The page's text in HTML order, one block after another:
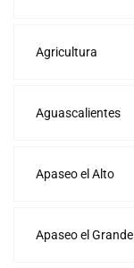
Agricultura
Aguascalientes
Apaseo el Alto
Apaseo el Grande